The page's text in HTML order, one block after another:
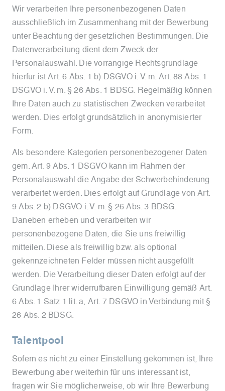
Wir verarbeiten Ihre personenbezogenen Daten
ausschließlich im Zusammenhang mit der Bewerbung
unter Beachtung der gesetzlichen Bestimmungen. Die
Datenverarbeitung dient dem Zweck der
Personalauswahl. Die vorrangige Rechtsgrundlage
hierfür ist Art. 6 Abs. 1 b) DSGVO i. V. m. Art. 88 Abs. 1
DSGVO i. V. m. § 26 Abs. 1 BDSG. Regelmäßig können
Ihre Daten auch zu statistischen Zwecken verarbeitet
werden. Dies erfolgt grundsätzlich in anonymisierter
Form.
Als besondere Kategorien personenbezogener Daten
gem. Art. 9 Abs. 1 DSGVO kann im Rahmen der
Personalauswahl die Angabe der Schwerbehinderung
verarbeitet werden. Dies erfolgt auf Grundlage von Art.
9 Abs. 2 b) DSGVO i. V. m. § 26 Abs. 3 BDSG.
Daneben erheben und verarbeiten wir
personenbezogene Daten, die Sie uns freiwillig
mitteilen. Diese als freiwillig bzw. als optional
gekennzeichneten Felder müssen nicht ausgefüllt
werden. Die Verarbeitung dieser Daten erfolgt auf der
Grundlage Ihrer widerrufbaren Einwilligung gemäß Art.
6 Abs. 1 Satz 1 lit. a, Art. 7 DSGVO in Verbindung mit §
26 Abs. 2 BDSG.
Talentpool
Sofern es nicht zu einer Einstellung gekommen ist, Ihre
Bewerbung aber weiterhin für uns interessant ist,
fragen wir Sie möglicherweise, ob wir Ihre Bewerbung